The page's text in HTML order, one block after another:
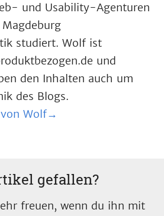
und Usability-Agenturen
studiert. Wolf ist
und
den Inhalten auch um
des Blogs.
Wolf→
gefallen?
freuen, wenn du ihn mit